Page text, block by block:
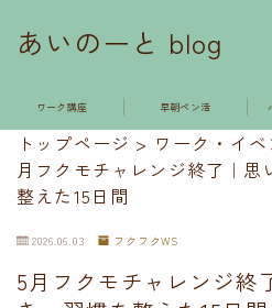
あいのーと blog
ワーク講座 早朝ペン活
トップページ > ワーク・イベ
月フクモチャレンジ終了｜思
整えた15日間
2026.06.03 フクフクWS
5月フクモチャレンジ終